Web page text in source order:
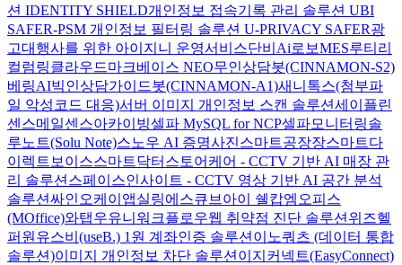
션 IDENTITY SHIELD개인정보 접속기록 관리 솔루션 UBI
SAFER-PSM 개인정보 필터링 솔루션 U-PRIVACY SAFER광
고대행사를 위한 아이지니 운영서비스단비Ai로보MES루티 리
컬럼링클라우드마크베이스 NEO무인상담봇(CINNAMON-S2)
베링AI빅인상담가이드봇(CINNAMON-A1)새니톡스(첨부파
일 악성코드 대응)서버 이미지 개인정보 스캔 솔루션세이플린
센스메일센스아카이빙셀파 MySQL for NCP셀파모니터링솔
루노트(Solu Note)스노우 AI 증명사진스마트공장장스마트다
이렉트보이스스마트닥터 스토어케어 - CCTV 기반 AI 매장 관
리 솔루션 스페이스인사이트 - CCTV 영상 기반 AI 공간 분석
솔루션싸인오케이 앱실링에스큐브아이 쉘캅엠오피스
(MOffice)와탭우유니 워크플로우웹 취약점 진단 솔루션 위즈헬
퍼원 유스비(useB.) 1원 계좌인증 솔루션 이노쿼츠 (데이터 통합
솔루션)이미지 개인정보 차단 솔루션 이지커넥트(EasyConnect)